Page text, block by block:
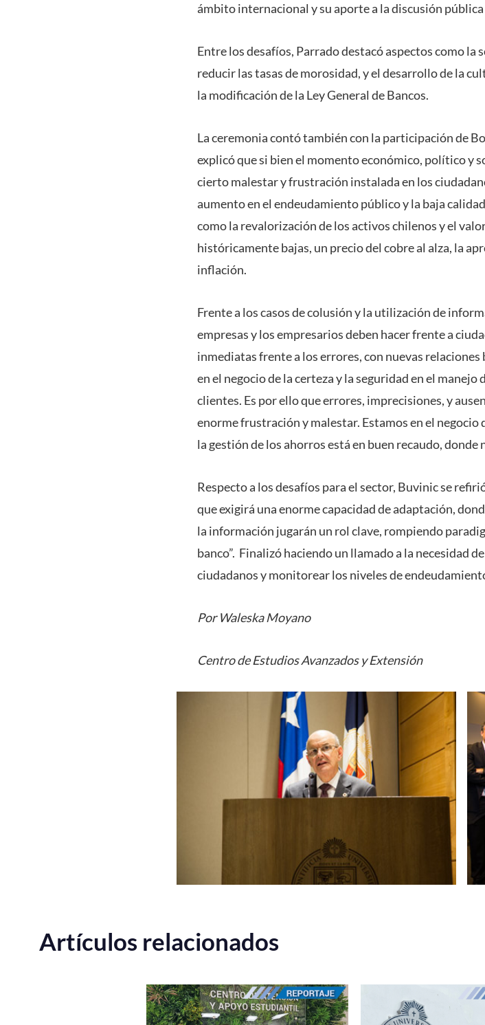
ámbito internacional y su aporte a la discusión
Entre los desafíos, Parrado destacó aspectos como
reducir las tasas de morosidad, y el desarrollo de la
la modificación de la Ley General de Bancos.
La ceremonia contó también con la participación de
explicó que si bien el momento económico, político y
cierto malestar y frustración instalada en los
aumento en el endeudamiento público y la baja
como la revalorización de los activos chilenos y el
históricamente bajas, un precio del cobre al alza, la
inflación.
Frente a los casos de colusión y la utilización de
empresas y los empresarios deben hacer frente a
inmediatas frente a los errores, con nuevas relaciones
en el negocio de la certeza y la seguridad en el
clientes. Es por ello que errores, imprecisiones, y
enorme frustración y malestar. Estamos en el negocio
la gestión de los ahorros está en buen recaudo, donde
Respecto a los desafíos para el sector, Buvinic se
que exigirá una enorme capacidad de adaptación,
la información jugarán un rol clave, rompiendo
banco”. Finalizó haciendo un llamado a la necesidad
ciudadanos y monitorear los niveles de
Por Waleska Moyano
Centro de Estudios Avanzados y Extensión
Artículos relacionados